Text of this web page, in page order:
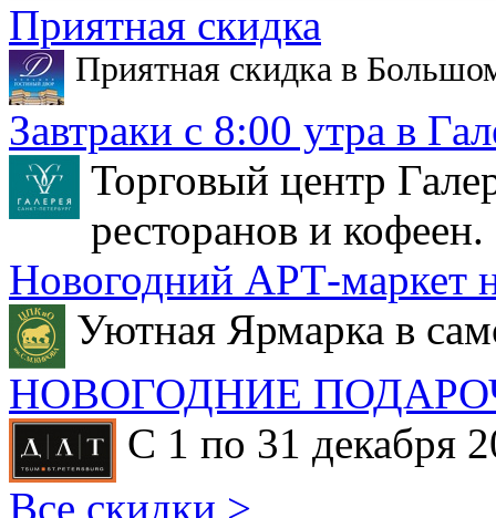
Приятная скидка
Приятная скидка в
Завтраки с 8:00 утра в
Торговый центр
ресторанов и кофеен.
Новогодний АРТ-маркет
Уютная Ярмарка в
НОВОГОДНИЕ
С 1 по 31 декабря
Все скидки >